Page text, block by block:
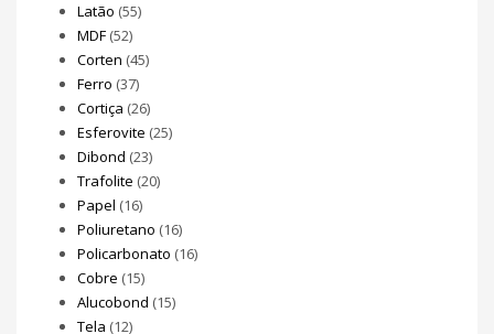
Latão (55)
MDF (52)
Corten (45)
Ferro (37)
Cortiça (26)
Esferovite (25)
Dibond (23)
Trafolite (20)
Papel (16)
Poliuretano (16)
Policarbonato (16)
Cobre (15)
Alucobond (15)
Tela (12)